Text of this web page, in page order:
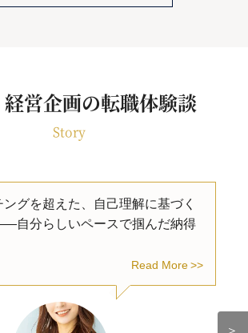
営企画の転職体験談
Story
グを超えた、自己理解に基づく
自分らしいペースで掴んだ納得
Read More
＞